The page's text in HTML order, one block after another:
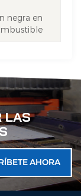
negra en
LAS